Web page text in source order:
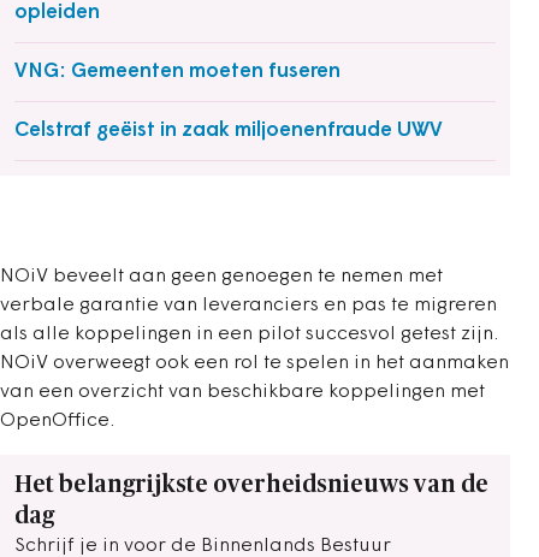
opleiden
VNG: Gemeenten moeten fuseren
Celstraf geëist in zaak miljoenenfraude UWV
NOiV beveelt aan geen genoegen te nemen met
verbale garantie van leveranciers en pas te migreren
als alle koppelingen in een pilot succesvol getest zijn.
NOiV overweegt ook een rol te spelen in het aanmaken
van een overzicht van beschikbare koppelingen met
OpenOffice.
Het belangrijkste overheidsnieuws van de
dag
Schrijf je in voor de Binnenlands Bestuur